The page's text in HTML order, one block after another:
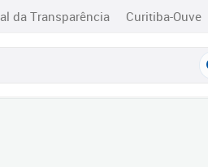
da Transparência Curitiba-Ouve